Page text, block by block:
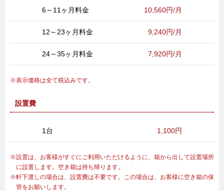
6～11ヶ月料金 10,560円/月
12～23ヶ月料金 9,240円/月
24～35ヶ月料金 7,920円/月
表示価格は全て税込みです。
設置費
1台 1,100円
設置は、お客様がすぐにご利用いただけるように、箱から出して設置場所
に設置します。空き箱は持ち帰ります。
軒下渡しの場合は、設置費は不要です。この場合は、お客様に空き箱の保
管をお願いします。